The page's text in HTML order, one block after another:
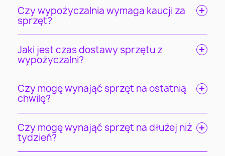
Czy wypożyczalnia wymaga kaucji za
sprzęt?
Jaki jest czas dostawy sprzętu z
wypożyczalni?
Czy mogę wynająć sprzęt na ostatnią
chwilę?
Czy mogę wynająć sprzęt na dłużej niż
tydzień?